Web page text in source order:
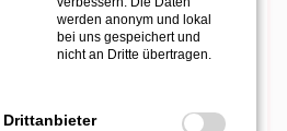
werden anonym und lokal
bei uns gespeichert und
nicht an Dritte übertragen.